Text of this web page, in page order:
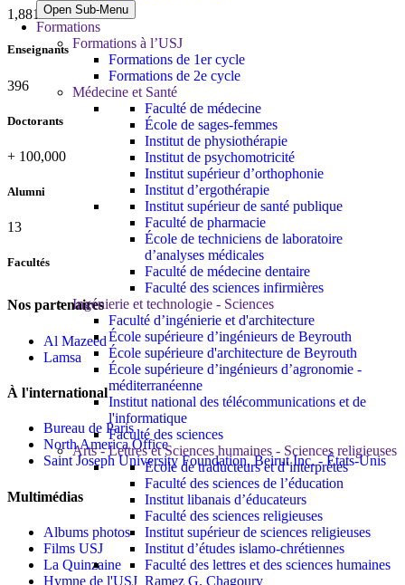
Open Sub-Menu
Formations
Formations à l’USJ
Formations de 1er cycle
Formations de 2e cycle
Médecine et Santé
Faculté de médecine
École de sages-femmes
Institut de physiothérapie
Institut de psychomotricité
Institut supérieur d’orthophonie
Institut d’ergothérapie
Institut supérieur de santé publique
Faculté de pharmacie
École de techniciens de laboratoire
d’analyses médicales
Faculté de médecine dentaire
Faculté des sciences infirmières
Ingénierie et technologie - Sciences
Faculté d’ingénierie et d'architecture
École supérieure d’ingénieurs de Beyrouth
École supérieure d'architecture de Beyrouth
École supérieure d’ingénieurs d’agronomie -
méditerranéenne
Institut national des télécommunications et de
l'informatique
Faculté des sciences
Arts - Lettres et Sciences humaines - Sciences religieuses
École de traducteurs et d’interprètes
Faculté des sciences de l’éducation
Institut libanais d’éducateurs
Faculté des sciences religieuses
Institut supérieur de sciences religieuses
Institut d’études islamo-chrétiennes
Faculté des lettres et des sciences humaines
Ramez G. Chagoury
1,938
Enseignants
408
Doctorants
+ 100,000
Alumni
13
Facultés
Nos partenaires
Al Mazeed
Lamsa
À l'international
Bureau de Paris
North America Office
Saint Joseph University Foundation, Beirut Inc. - États-Unis
Multimédias
Albums photos
Films USJ
La Quinzaine
Hymne de l'USJ